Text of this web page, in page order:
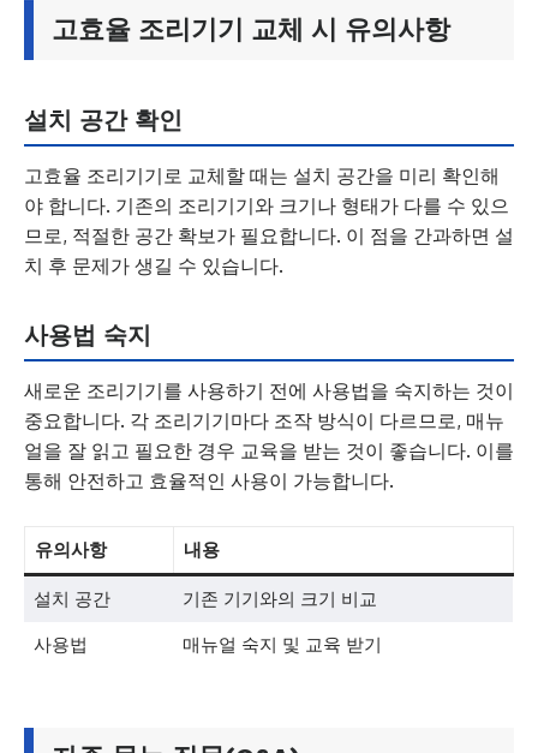
고효율 조리기기 교체 시 유의사항
설치 공간 확인
고효율 조리기기로 교체할 때는 설치 공간을 미리 확인해
야 합니다. 기존의 조리기기와 크기나 형태가 다를 수 있으
므로, 적절한 공간 확보가 필요합니다. 이 점을 간과하면 설
치 후 문제가 생길 수 있습니다.
사용법 숙지
새로운 조리기기를 사용하기 전에 사용법을 숙지하는 것이
중요합니다. 각 조리기기마다 조작 방식이 다르므로, 매뉴
얼을 잘 읽고 필요한 경우 교육을 받는 것이 좋습니다. 이를
통해 안전하고 효율적인 사용이 가능합니다.
유의사항 내용
설치 공간 기존 기기와의 크기 비교
사용법 매뉴얼 숙지 및 교육 받기